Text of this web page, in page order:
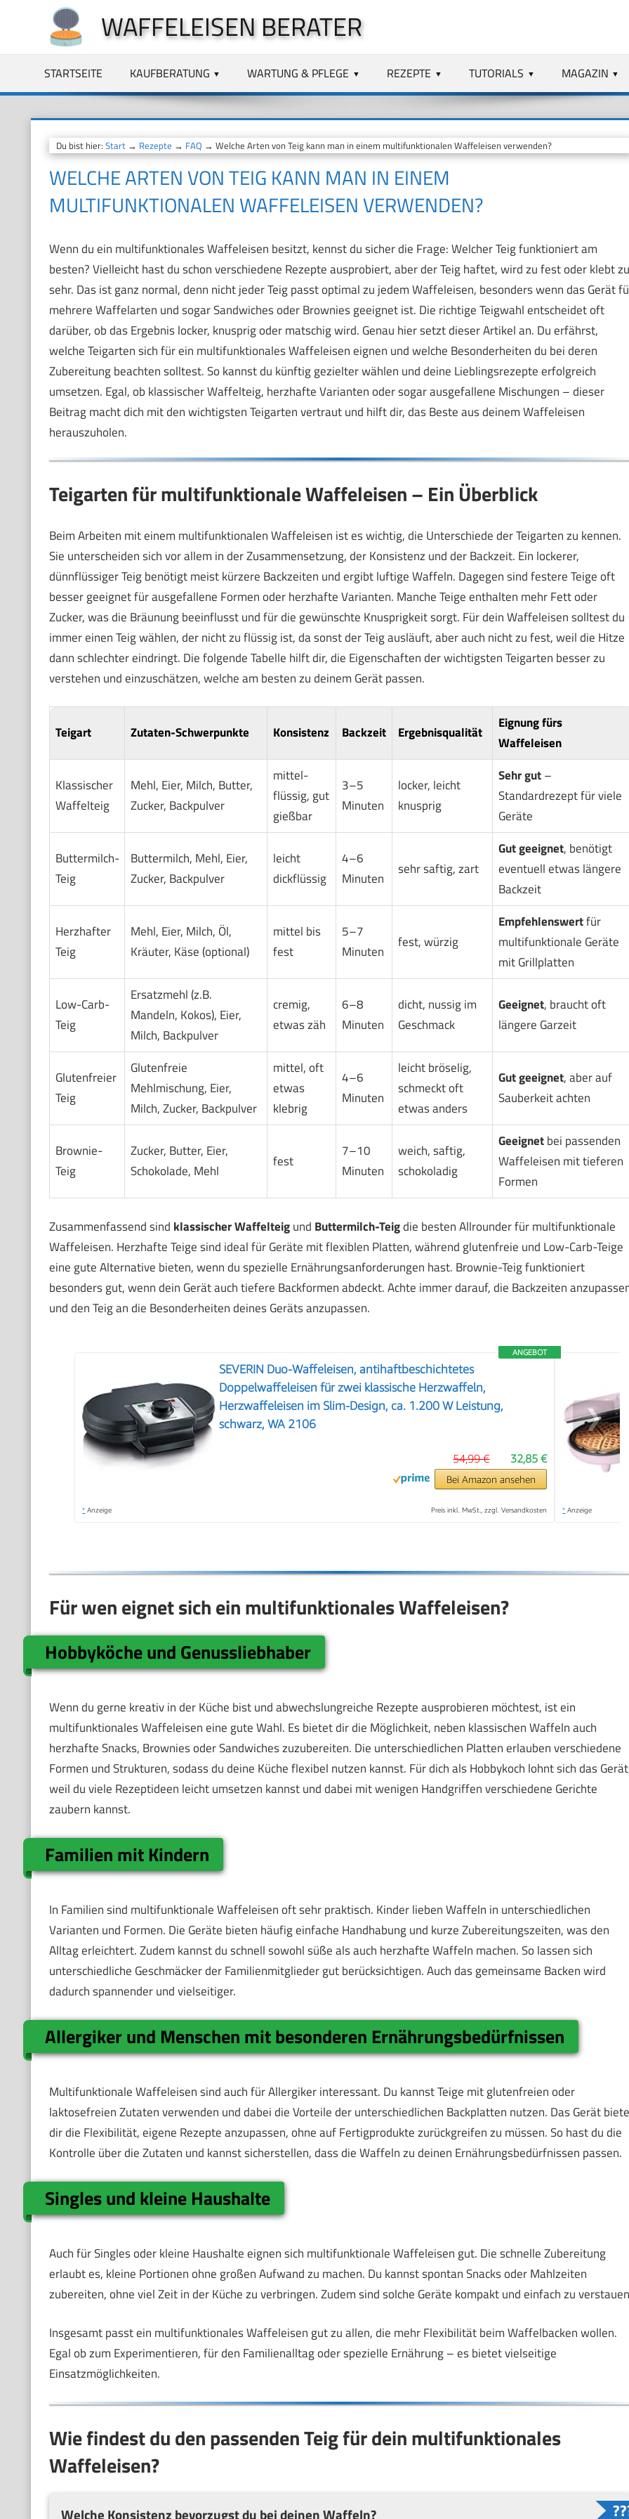
springen
WAFFELEISEN BERATER
STARTSEITE KAUFBERATUNG WARTUNG & PFLEGE REZEPTE TUTORIALS MAGAZIN
Du bist hier: Start→ Rezepte → FAQ → Welche Arten von Teig kann man in einem multifunktionalen Waffeleisen verwenden?
WELCHE ARTEN VON TEIG KANN MAN IN EINEM
MULTIFUNKTIONALEN WAFFELEISEN VERWENDEN?
Wenn du ein multifunktionales Waffeleisen besitzt, kennst du sicher die Frage: Welcher Teig funktioniert am
besten? Vielleicht hast du schon verschiedene Rezepte ausprobiert, aber der Teig haftet, wird zu fest oder klebt zu
sehr. Das ist ganz normal, denn nicht jeder Teig passt optimal zu jedem Waffeleisen, besonders wenn das Gerät
mehrere Waffelarten und sogar Sandwiches oder Brownies geeignet ist. Die richtige Teigwahl entscheidet oft
darüber, ob das Ergebnis locker, knusprig oder matschig wird. Genau hier setzt dieser Artikel an. Du erfährst,
welche Teigarten sich für ein multifunktionales Waffeleisen eignen und welche Besonderheiten du bei deren
Zubereitung beachten solltest. So kannst du künftig gezielter wählen und deine Lieblingsrezepte erfolgreich
umsetzen. Egal, ob klassischer Waffelteig, herzhafte Varianten oder sogar ausgefallene Mischungen – dieser
Beitrag macht dich mit den wichtigsten Teigarten vertraut und hilft dir, das Beste aus deinem Waffeleisen
herauszuholen.
Teigarten für multifunktionale Waffeleisen – Ein Überblick
Beim Arbeiten mit einem multifunktionalen Waffeleisen ist es wichtig, die Unterschiede der Teigarten zu kennen.
Sie unterscheiden sich vor allem in der Zusammensetzung, der Konsistenz und der Backzeit. Ein lockerer,
dünnflüssiger Teig benötigt meist kürzere Backzeiten und ergibt luftige Waffeln. Dagegen sind festere Teige oft
besser geeignet für ausgefallene Formen oder herzhafte Varianten. Manche Teige enthalten mehr Fett oder
Zucker, was die Bräunung beeinflusst und für die gewünschte Knusprigkeit sorgt. Für dein Waffeleisen solltest du
immer einen Teig wählen, der nicht zu flüssig ist, da sonst der Teig ausläuft, aber auch nicht zu fest, weil die Hitze
dann schlechter eindringt. Die folgende Tabelle hilft dir, die Eigenschaften der wichtigsten Teigarten besser zu
verstehen und einzuschätzen, welche am besten zu deinem Gerät passen.
Teigart Zutaten-Schwerpunkte Konsistenz Backzeit Ergebnisqualität
Eignung fürs
Waffeleisen
Klassischer
Waffelteig
Mehl, Eier, Milch, Butter,
Zucker, Backpulver
mittel-
flüssig, gut
gießbar
3–5
Minuten
locker, leicht
knusprig
Sehr gut–
Standardrezept für viele
Geräte
Buttermilch-
Teig
Buttermilch, Mehl, Eier,
Zucker, Backpulver
leicht
dickflüssig
4–6
Minuten
sehr saftig, zart
Gut geeignet, benötigt
eventuell etwas längere
Backzeit
Herzhafter
Teig
Mehl, Eier, Milch, Öl,
Kräuter, Käse (optional)
mittel bis
fest
5–7
Minuten
fest, würzig
Empfehlenswertfür
multifunktionale Geräte
mit Grillplatten
Low-Carb-
Teig
Ersatzmehl (z.B.
Mandeln, Kokos), Eier,
Milch, Backpulver
cremig,
etwas zäh
6–8
Minuten
dicht, nussig im
Geschmack
Geeignet, braucht oft
längere Garzeit
Glutenfreier
Teig
Glutenfreie
Mehlmischung, Eier,
Milch, Zucker, Backpulver
mittel, oft
etwas
klebrig
4–6
Minuten
leicht bröselig,
schmeckt oft
etwas anders
Gut geeignet, aber auf
Sauberkeit achten
Brownie-
Teig
Zucker, Butter, Eier,
Schokolade, Mehl
fest
7–10
Minuten
weich, saftig,
schokoladig
Geeignetbei passenden
Waffeleisen mit tieferen
Formen
Zusammenfassend sind klassischer Waffelteigund Buttermilch-Teigdie besten Allrounder für multifunktionale
Waffeleisen. Herzhafte Teige sind ideal für Geräte mit flexiblen Platten, während glutenfreie und Low-Carb-Teige
eine gute Alternative bieten, wenn du spezielle Ernährungsanforderungen hast. Brownie-Teig funktioniert
besonders gut, wenn dein Gerät auch tiefere Backformen abdeckt. Achte immer darauf, die Backzeiten
und den Teig an die Besonderheiten deines Geräts anzupassen.
ANGEBOT
SEVERIN Duo-Waffeleisen, antihaftbeschichtetes
Doppelwaffeleisen für zwei klassische Herzwaffeln,
Herzwaffeleisen im Slim-Design, ca. 1.200 W Leistung,
schwarz, WA 2106
32,85 €
54,99 €
Bei Amazon ansehen
* Anzeige Preis inkl. MwSt., zzgl. Versandkosten * Anzeige
❯
Für wen eignet sich ein multifunktionales Waffeleisen?
Hobbyköche und Genussliebhaber
Wenn du gerne kreativ in der Küche bist und abwechslungreiche Rezepte ausprobieren möchtest, ist ein
multifunktionales Waffeleisen eine gute Wahl. Es bietet dir die Möglichkeit, neben klassischen Waffeln auch
herzhafte Snacks, Brownies oder Sandwiches zuzubereiten. Die unterschiedlichen Platten erlauben verschiedene
Formen und Strukturen, sodass du deine Küche flexibel nutzen kannst. Für dich als Hobbykoch lohnt sich das
weil du viele Rezeptideen leicht umsetzen kannst und dabei mit wenigen Handgriffen verschiedene Gerichte
zaubern kannst.
Familien mit Kindern
In Familien sind multifunktionale Waffeleisen oft sehr praktisch. Kinder lieben Waffeln in unterschiedlichen
Varianten und Formen. Die Geräte bieten häufig einfache Handhabung und kurze Zubereitungszeiten, was den
Alltag erleichtert. Zudem kannst du schnell sowohl süße als auch herzhafte Waffeln machen. So lassen sich
unterschiedliche Geschmäcker der Familienmitglieder gut berücksichtigen. Auch das gemeinsame Backen wird
dadurch spannender und vielseitiger.
Allergiker und Menschen mit besonderen Ernährungsbedürfnissen
Multifunktionale Waffeleisen sind auch für Allergiker interessant. Du kannst Teige mit glutenfreien oder
laktosefreien Zutaten verwenden und dabei die Vorteile der unterschiedlichen Backplatten nutzen. Das Gerät
dir die Flexibilität, eigene Rezepte anzupassen, ohne auf Fertigprodukte zurückgreifen zu müssen. So hast du die
Kontrolle über die Zutaten und kannst sicherstellen, dass die Waffeln zu deinen Ernährungsbedürfnissen passen.
Singles und kleine Haushalte
Auch für Singles oder kleine Haushalte eignen sich multifunktionale Waffeleisen gut. Die schnelle Zubereitung
erlaubt es, kleine Portionen ohne großen Aufwand zu machen. Du kannst spontan Snacks oder Mahlzeiten
zubereiten, ohne viel Zeit in der Küche zu verbringen. Zudem sind solche Geräte kompakt und einfach zu
Insgesamt passt ein multifunktionales Waffeleisen gut zu allen, die mehr Flexibilität beim Waffelbacken wollen.
Egal ob zum Experimentieren, für den Familienalltag oder spezielle Ernährung – es bietet vielseitige
Einsatzmöglichkeiten.
Wie findest du den passenden Teig für dein multifunktionales
Waffeleisen?
Welche Konsistenz bevorzugst du bei deinen Waffeln?